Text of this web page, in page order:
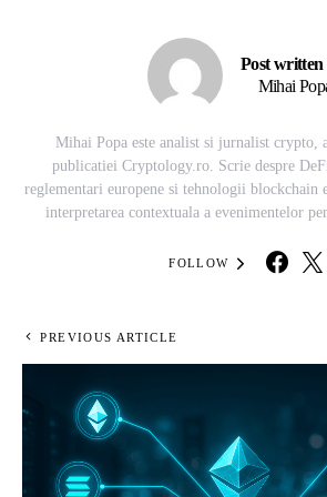
Post written
Mihai
Mihai Popa este analist si jurnalist crypto,
publicatiei Cryptology.ro. Scrie despre
reglementari europene si tehnologii blockchain
interpretarea contextuala a evenimentelor
FOLLOW
PREVIOUS ARTICLE